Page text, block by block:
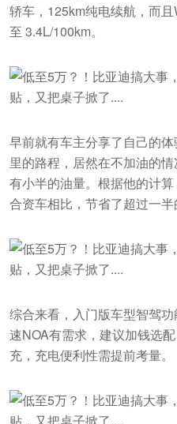
轿车，125km纯电续航，而
至 3.4L/100km。
早前就有车主分享了自己的
里的路程，居然在不加油的
有小半的油量。根据他的计
合资车相比，节省了超过一半
综合来看，入门版车型智驾
速NOA有需求，建议加钱选
充，充电便利性需提前考量。